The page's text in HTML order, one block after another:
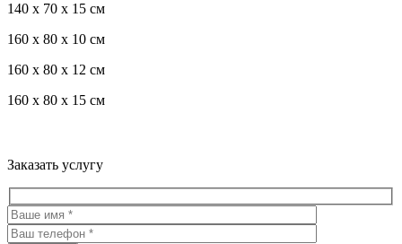
140 x 70 x 15 см
160 x 80 x 10 см
160 x 80 x 12 см
160 x 80 x 15 см
Заказать услугу